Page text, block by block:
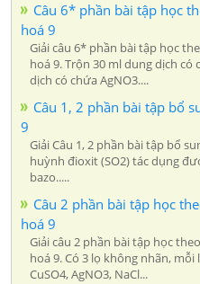
Câu 6* phần bài tập học
hoá 9
Giải câu 6* phần bài tập học
hoá 9. Trộn 30 ml dung dịch có
dịch có chứa AgNO3....
Câu 1, 2 phần bài tập bổ
9
Giải Câu 1, 2 phần bài tập bổ
huỳnh đioxit (SO2) tác dụng
bazo.....
Câu 2 phần bài tập học
hoá 9
Giải câu 2 phần bài tập học
hoá 9. Có 3 lọ không nhãn,
CuSO4, AgNO3, NaCl...